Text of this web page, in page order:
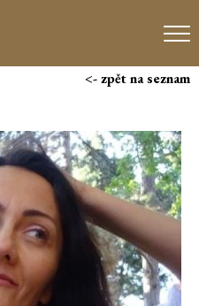
<- zpět na seznam